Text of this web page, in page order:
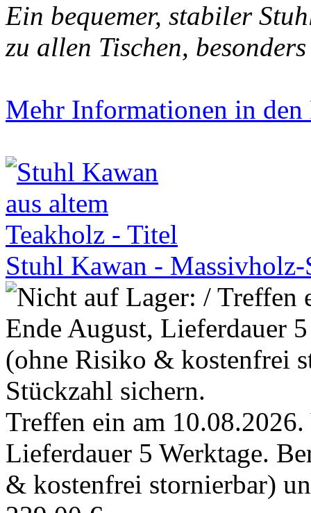
Ein bequemer, stabiler
zu allen Tischen,
Mehr Informationen in den
Stuhl Kawan -
Treffen ein am
Lieferdauer 5 Werktage.
& kostenfrei stornierbar)